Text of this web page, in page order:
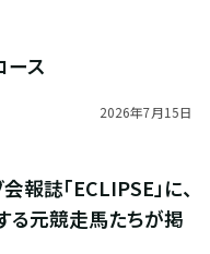
ース
2026年7月15日
報誌「ECLIPSE」に、
る元競走馬たちが掲